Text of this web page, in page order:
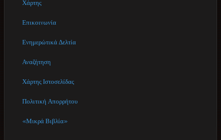
Χάρτης
Επικοινωνία
Ενημερώτικά Δελτία
Αναζήτηση
Χάρτης Ιστοσελίδας
Πολιτική Απορρήτου
«Μικρά Βιβλία»